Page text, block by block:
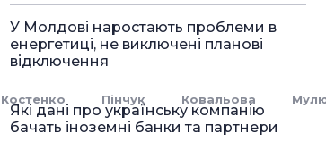
Костенко Пінчук Ковальова
У Молдові наростають проблеми в
енергетиці, не виключені планові
відключення
Які дані про українську компанію
бачать іноземні банки та партнери